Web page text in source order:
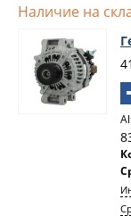
Наличие на